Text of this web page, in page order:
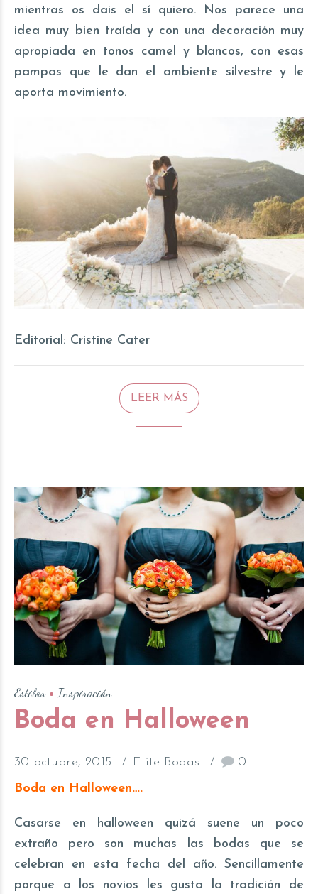
mientras os dais el sí quiero. Nos parece una
idea muy bien traída y con una decoración muy
apropiada en tonos camel y blancos, con esas
pampas que le dan el ambiente silvestre y le
aporta movimiento.
Editorial: Cristine Cater
LEER MÁS
Estilos Inspiración
Boda en Halloween
30 octubre, 2015 Elite Bodas
0
Boda en Halloween….
Casarse en halloween quizá suene un poco
extraño pero son muchas las bodas que se
celebran en esta fecha del año. Sencillamente
porque a los novios les gusta la tradición de